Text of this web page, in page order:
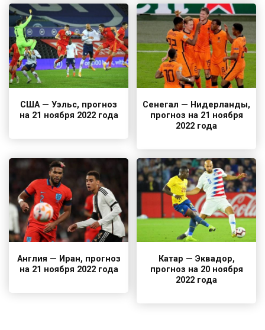
США — Уэльс, прогноз
на 21 ноября 2022 года
Сенегал — Нидерланды,
прогноз на 21 ноября
2022 года
Англия — Иран, прогноз
на 21 ноября 2022 года
Катар — Эквадор,
прогноз на 20 ноября
2022 года